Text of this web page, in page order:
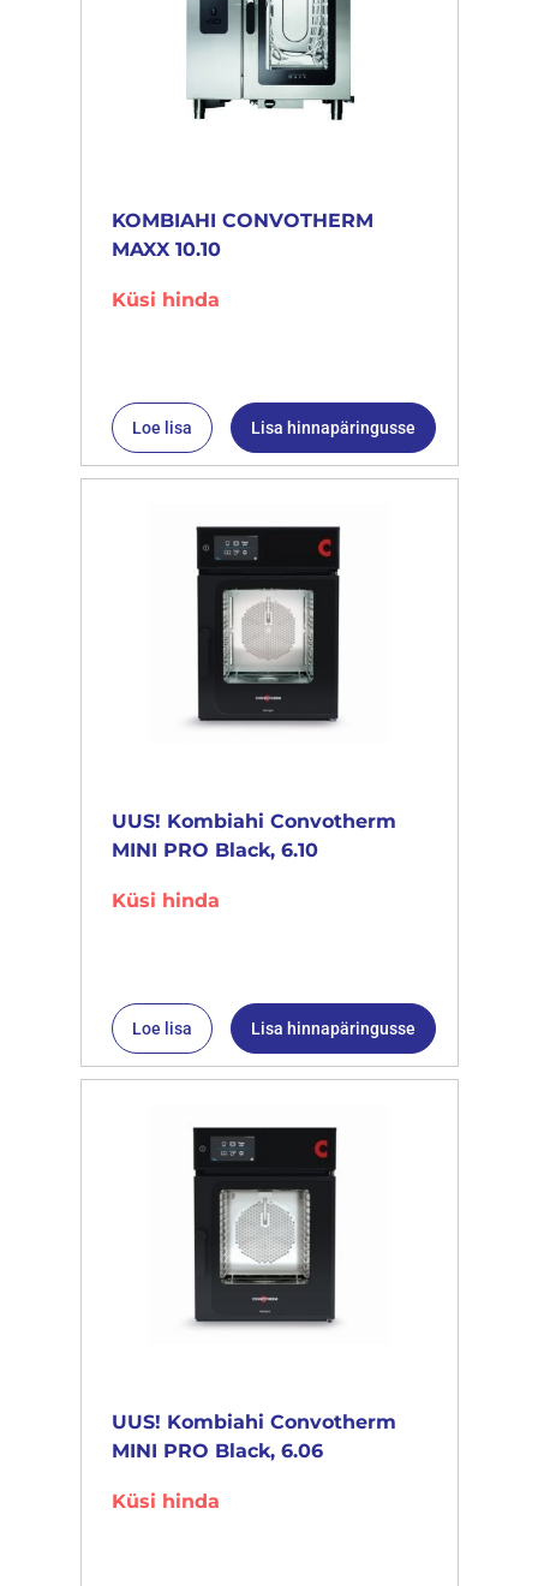
KOMBIAHI CONVOTHERM
MAXX 10.10
Küsi hinda
Loe lisa Lisa hinnapäringusse
UUS! Kombiahi Convotherm
MINI PRO Black, 6.10
Küsi hinda
Loe lisa Lisa hinnapäringusse
UUS! Kombiahi Convotherm
MINI PRO Black, 6.06
Küsi hinda